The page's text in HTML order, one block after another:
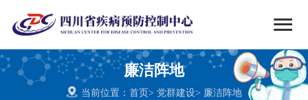

廉洁阵地
 当前位置：首页> 党群建设> 廉洁阵地

网站首页